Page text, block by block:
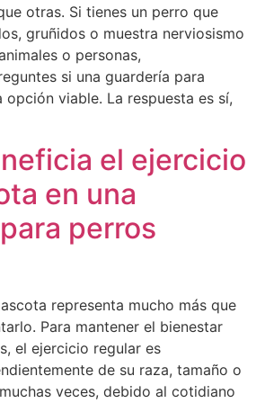
otras. Si tienes un perro que
gruñidos o muestra nerviosismo
o personas,
si una guardería para
opción viable. La respuesta es sí,
el ejercicio
en una
perros
representa mucho más que
Para mantener el bienestar
el ejercicio regular es
de su raza, tamaño o
veces, debido al cotidiano